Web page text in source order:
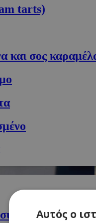
tarts)
και σος
Αυτός ο